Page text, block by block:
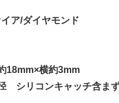
ア/ダイヤモンド
18mm×横約3mm
シリコンキャッチ含ま